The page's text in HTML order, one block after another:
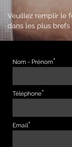
Veuillez remplir le
dans les plus brefs
Nom - Prénom
Téléphone
Email